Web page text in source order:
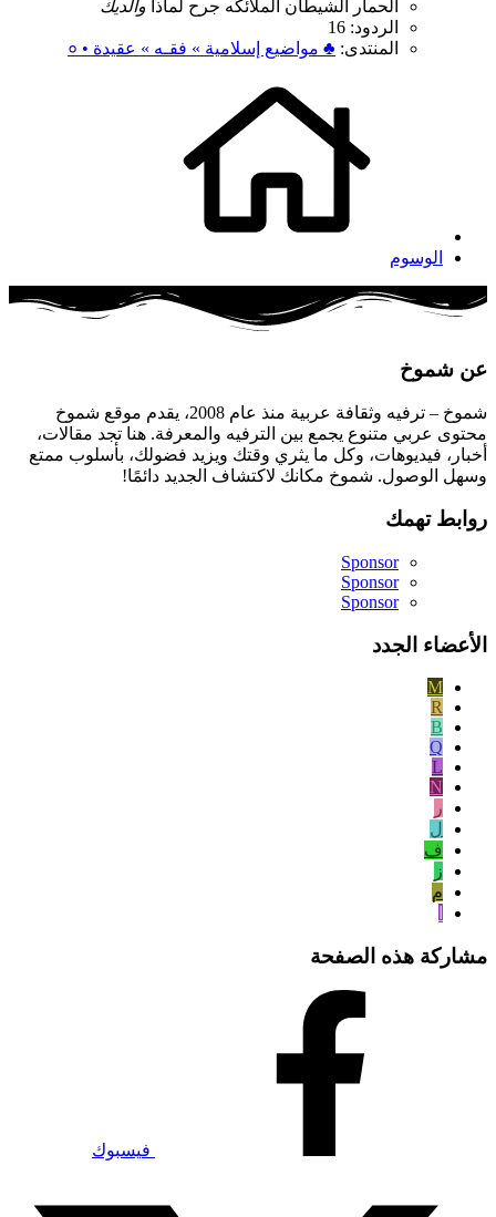
الحمار
الشيطان الملائكه جرح لماذا والديك
الردود: 16
المنتدى: ♣ مواضيع إسلامية » فقـه » عقيدة • ०
الوسوم
عن شموخ
شموخ – ترفيه وثقافة عربية منذ عام 2008، يقدم موقع شموخ
محتوى عربي متنوع يجمع بين الترفيه والمعرفة. هنا تجد مقالات،
أخبار، فيديوهات، وكل ما يثري وقتك ويزيد فضولك، بأسلوب ممتع
وسهل الوصول. شموخ مكانك لاكتشاف الجديد دائمًا!
روابط تهمك
Sponsor
Sponsor
Sponsor
الأعضاء الجدد
M
R
B
Q
L
N
ر
ل
ف
ز
م
مشاركة هذه الصفحة
فيسبوك